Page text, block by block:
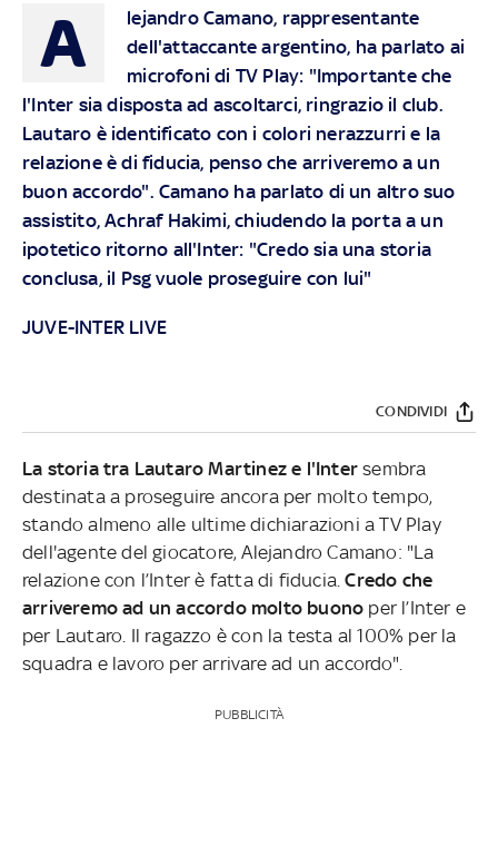
A
lejandro Camano, rappresentante
dell'attaccante argentino, ha parlato ai
microfoni di TV Play: "Importante che
l'Inter sia disposta ad ascoltarci, ringrazio il club.
Lautaro è identificato con i colori nerazzurri e la
relazione è di fiducia, penso che arriveremo a un
buon accordo". Camano ha parlato di un altro suo
assistito, Achraf Hakimi, chiudendo la porta a un
ipotetico ritorno all'Inter: "Credo sia una storia
conclusa, il Psg vuole proseguire con lui"
JUVE-INTER LIVE
CONDIVIDI
La storia tra Lautaro Martinez e l'Inter sembra
destinata a proseguire ancora per molto tempo,
stando almeno alle ultime dichiarazioni a TV Play
dell'agente del giocatore, Alejandro Camano: "La
relazione con l’Inter è fatta di fiducia.Credo che
arriveremo ad un accordo molto buono per l’Inter e
per Lautaro. Il ragazzo è con la testa al 100% per la
squadra e lavoro per arrivare ad un accordo".
PUBBLICITÀ